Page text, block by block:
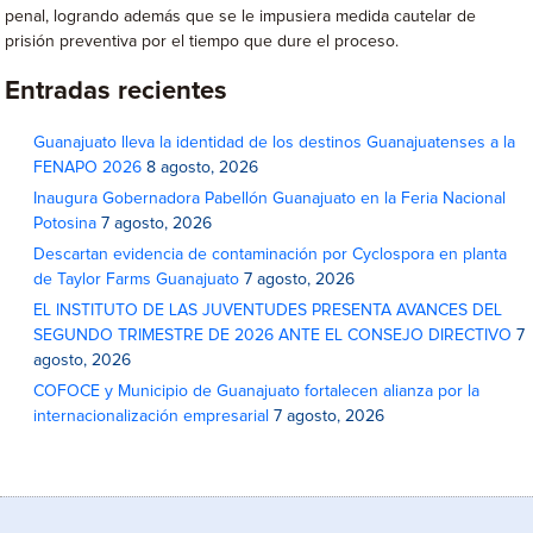
penal, logrando además que se le impusiera medida cautelar de
prisión preventiva por el tiempo que dure el proceso.
Entradas recientes
Guanajuato lleva la identidad de los destinos Guanajuatenses a la
FENAPO 2026 8 agosto, 2026
Inaugura Gobernadora Pabellón Guanajuato en la Feria Nacional
Potosina 7 agosto, 2026
Descartan evidencia de contaminación por Cyclospora en planta
de Taylor Farms Guanajuato 7 agosto, 2026
EL INSTITUTO DE LAS JUVENTUDES PRESENTA AVANCES DEL
SEGUNDO TRIMESTRE DE 2026 ANTE EL CONSEJO DIRECTIVO 7
agosto, 2026
COFOCE y Municipio de Guanajuato fortalecen alianza por la
internacionalización empresarial 7 agosto, 2026